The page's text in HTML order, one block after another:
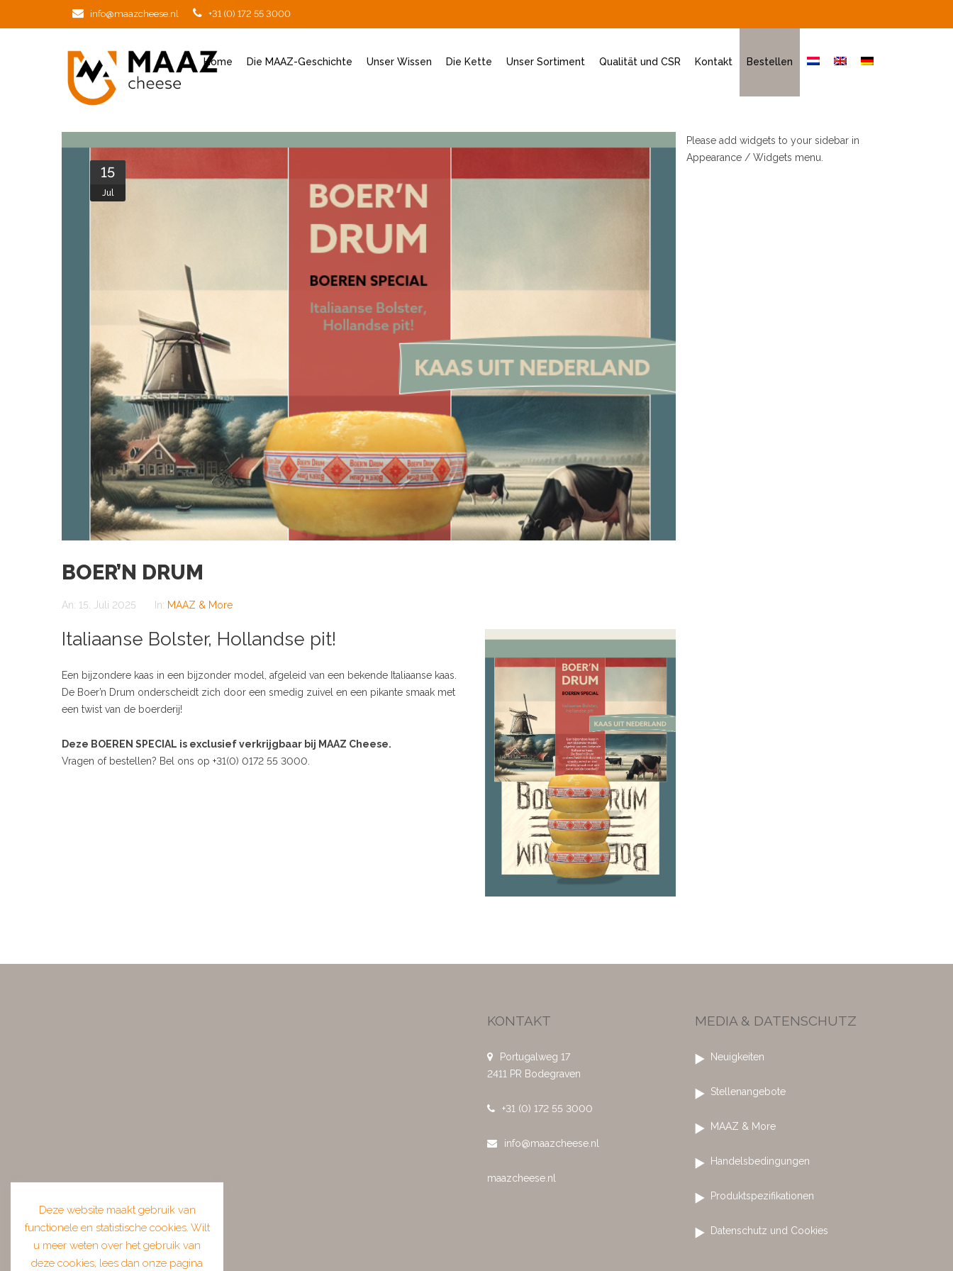
info@maazcheese.nl +31 (0) 172 55 3000
Home Die MAAZ-Geschichte Unser Wissen Die Kette Unser Sortiment Qualität und CSR Kontakt Bestellen
15
Jul
BOER’N DRUM
An: 15. Juli 2025 In: MAAZ & More
Italiaanse Bolster, Hollandse pit!
Een bijzondere kaas in een bijzonder model, afgeleid van een bekende Italiaanse kaas.
De Boer’n Drum onderscheidt zich door een smedig zuivel en een pikante smaak met
een twist van de boerderij!
Deze BOEREN SPECIAL is exclusief verkrijgbaar bij MAAZ Cheese.
Vragen of bestellen? Bel ons op +31(0) 0172 55 3000.
Please add widgets to your sidebar in
Appearance / Widgets menu.
KONTAKT
Portugalweg 17
2411 PR Bodegraven
+31 (0) 172 55 3000
info@maazcheese.nl
maazcheese.nl
MEDIA & DATENSCHUTZ
Neuigkeiten
Stellenangebote
MAAZ & More
Handelsbedingungen
Produktspezifikationen
Datenschutz und Cookies
Deze website maakt gebruik van
functionele en statistische cookies. Wilt
u meer weten over het gebruik van
deze cookies, lees dan onze pagina